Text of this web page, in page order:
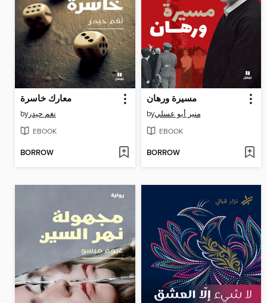
معارك خاسرة
byنغم حيدر
EBOOK
BORROW
مسيرة ورهان
byمنير أبو عسلي
EBOOK
BORROW